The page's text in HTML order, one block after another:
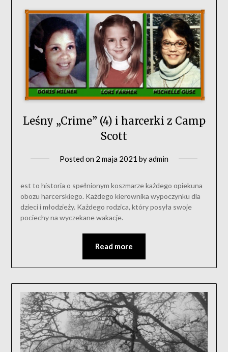
Leśny „Crime” (4) i harcerki z Camp
Scott
Posted on 2 maja 2021 byadmin
est to historia o spełnionym koszmarze każdego opiekuna
obozu harcerskiego. Każdego kierownika wypoczynku dla
dzieci i młodzieży. Każdego rodzica, który posyła swoje
pociechy na wyczekane wakacje.
Read more